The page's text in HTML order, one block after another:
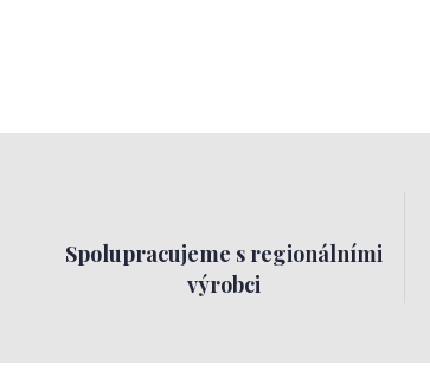
Spolupracujeme s regionálními
výrobci